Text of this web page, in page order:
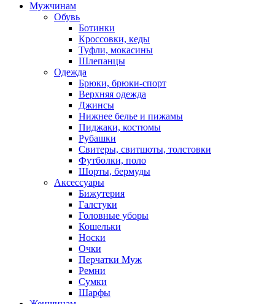
Мужчинам
Обувь
Ботинки
Кроссовки, кеды
Туфли, мокасины
Шлепанцы
Одежда
Брюки, брюки-спорт
Верхняя одежда
Джинсы
Нижнее белье и пижамы
Пиджаки, костюмы
Рубашки
Свитеры, свитшоты, толстовки
Футболки, поло
Шорты, бермуды
Аксессуары
Бижутерия
Галстуки
Головные уборы
Кошельки
Носки
Очки
Перчатки Муж
Ремни
Сумки
Шарфы